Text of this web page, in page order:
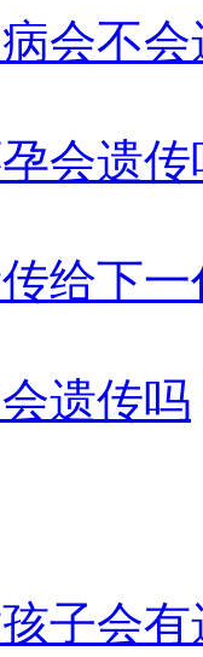
会不会
会遗传
给下一
遗传吗
子会